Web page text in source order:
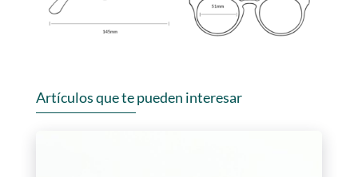
Artículos que te pueden interesar